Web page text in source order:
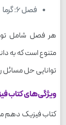
فصل 6: گرما
هر فصل شامل
متنوع است که به
توانایی حل مسائل
ویژگی‌های کتاب
کتاب فیزیک دهم